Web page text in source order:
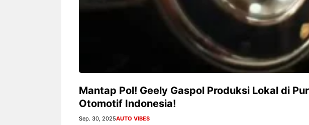
Mantap Pol! Geely Gaspol Produksi Lokal di
Otomotif Indonesia!
Sep. 30, 2025AUTO VIBES